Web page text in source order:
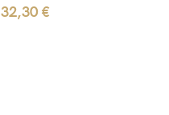
32,30€